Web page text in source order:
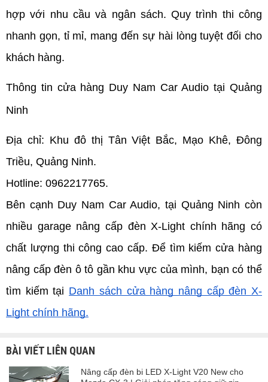
hợp với nhu cầu và ngân sách. Quy trình thi công
nhanh gọn, tỉ mỉ, mang đến sự hài lòng tuyệt đối cho
khách hàng.
Thông tin cửa hàng Duy Nam Car Audio tại Quảng
Ninh
Địa chỉ: Khu đô thị Tân Việt Bắc, Mạo Khê, Đông
Triều, Quảng Ninh.
Hotline: 0962217765.
Bên cạnh Duy Nam Car Audio, tại Quảng Ninh còn
nhiều garage nâng cấp đèn X-Light chính hãng có
chất lượng thi công cao cấp. Để tìm kiếm cửa hàng
nâng cấp đèn ô tô gần khu vực của mình, bạn có thể
tìm kiếm tại Danh sách cửa hàng nâng cấp đèn X-
Light chính hãng.
BÀI VIẾT LIÊN QUAN
Nâng cấp đèn bi LED X-Light V20 New cho